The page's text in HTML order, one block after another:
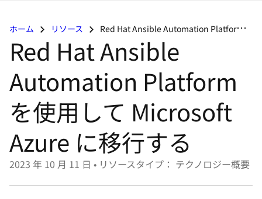
の
選
く
だ
ホーム リソース Red Hat Ansible Automation Platform を使用して Microsoft Azure に移行する
Red Hat Ansible
Automation Platform
を使用して Microsoft
Azure に移行する
2023 年 10 月 11 日 • リソースタイプ： テクノロジー概要